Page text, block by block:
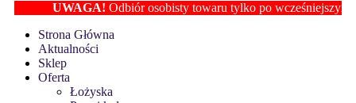
UWAGA!Odbiór osobisty towaru tylko po wcześniejszym
Strona Główna
Aktualności
Sklep
Oferta
Łożyska